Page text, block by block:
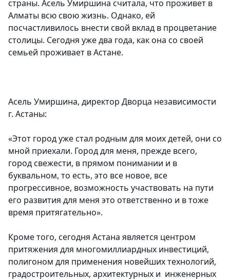
страны. Асель Умиршина считала, что проживет в
Алматы всю свою жизнь. Однако, ей
посчастливилось внести свой вклад в процветание
столицы. Сегодня уже два года, как она со своей
семьей проживает в Астане.
Асель Умиршина, директор Дворца независимости
г. Астаны:
«Этот город уже стал родным для моих детей, они со
мной приехали. Город для меня, прежде всего,
город свежести, в прямом понимании и в
буквальном, то есть, это все новое, все
прогрессивное, возможность участвовать на пути
его развития для меня это ответственно и в тоже
время притягательно».
Кроме того, сегодня Астана является центром
притяжения для многомиллиардных инвестиций,
полигоном для применения новейших технологий,
градостроительных, архитектурных и инженерных